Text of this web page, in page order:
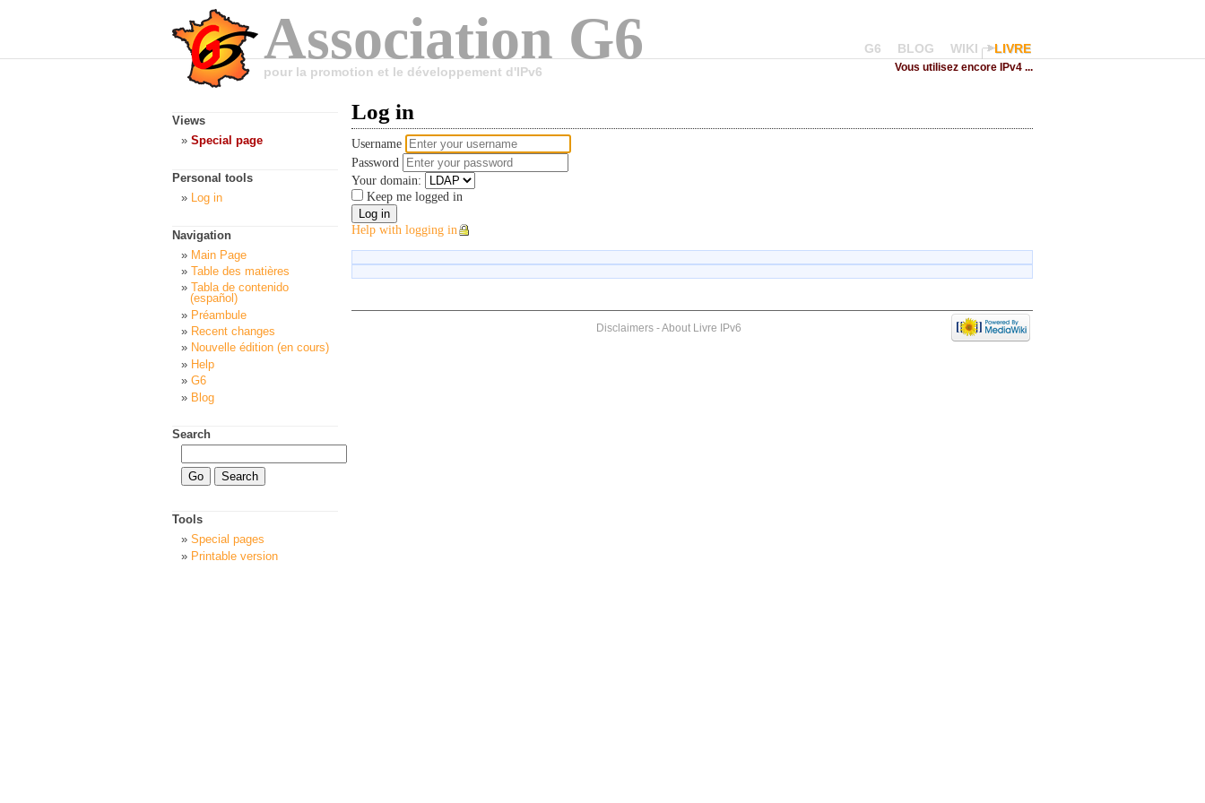
Association G6
pour la promotion et le développement d'IPv6
G6 BLOG WIKI LIVRE
Vous utilisez encore IPv4 ...
Log in
Username
Password
Your domain:
Keep me logged in
Help with logging in
Views
Special page
Personal tools
Log in
Navigation
Main Page
Table des matières
Tabla de contenido
(español)
Préambule
Recent changes
Nouvelle édition (en cours)
Help
G6
Blog
Search
Tools
Special pages
Printable version
Disclaimers-About Livre IPv6